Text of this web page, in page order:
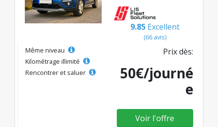
9.85 Excellent
(66 avis)
Même niveau
Kilométrage illimité
Rencontrer et saluer
Prix dès:
50€/journé
e
Voir l'offre